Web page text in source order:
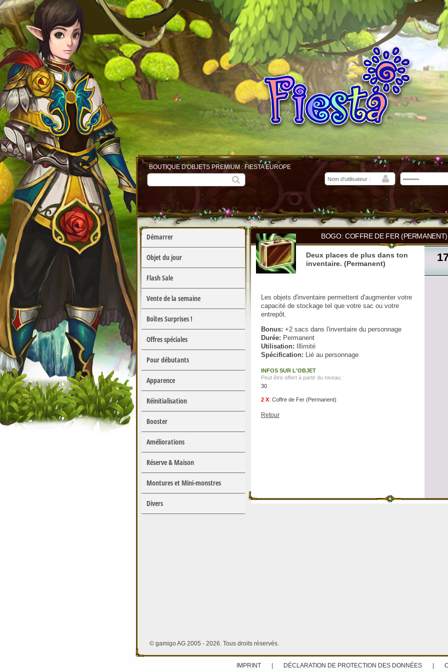
BOUTIQUE D'OBJETS PREMIUM : FIESTA EUROPE
Démarrer
Objet du jour
Flash Sale
Vente de la semaine
Boîtes Surprises !
Offres spéciales
Pour débutants
Apparence
Réinitialisation
Booster
Améliorations
Réserve & Maison
Montures et Mini-monstres
Divers
BOGO: COFFRE DE FER (PERMANENT)
Deux places de plus dans ton
inventaire. (Permanent)
Les objets d'inventaire permettent d'augmenter votre
capacité de stockage tel que votre sac ou votre
entrepôt.
Bonus: +2 sacs dans l'inventaire du personnage
Durée: Permanent
Utilisation: Illimité
Spécification: Lié au personnage
INFOS SUR L'OBJET
Peut être offert à partir du niveau :
30
2 X: Coffre de Fer (Permanent)
Retour
© gamigo AG 2005 - 2026. Tous droits réservés.
IMPRINT DÉCLARATION DE PROTECTION DES DONNÉES